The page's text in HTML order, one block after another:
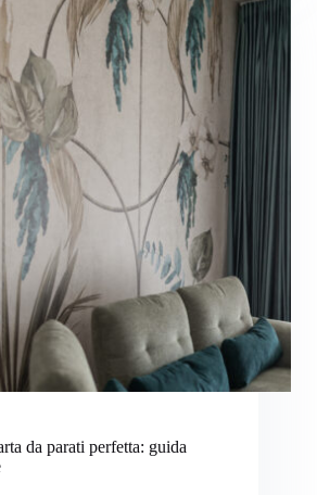
da parati perfetta: guida